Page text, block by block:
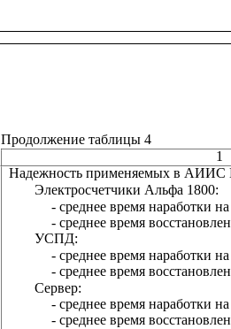
Продолжение таблицы 4
1
Надежность применяемых в АИИС
Электросчетчики Альфа 1800:
- среднее время наработки
- среднее время
УСПД:
- среднее время наработки
- среднее время
Сервер:
- среднее время наработки
- среднее время